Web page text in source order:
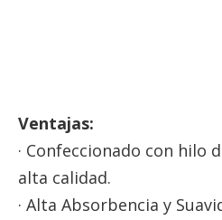
Ventajas:
· Confeccionado con hilo
alta calidad.
· Alta Absorbencia y